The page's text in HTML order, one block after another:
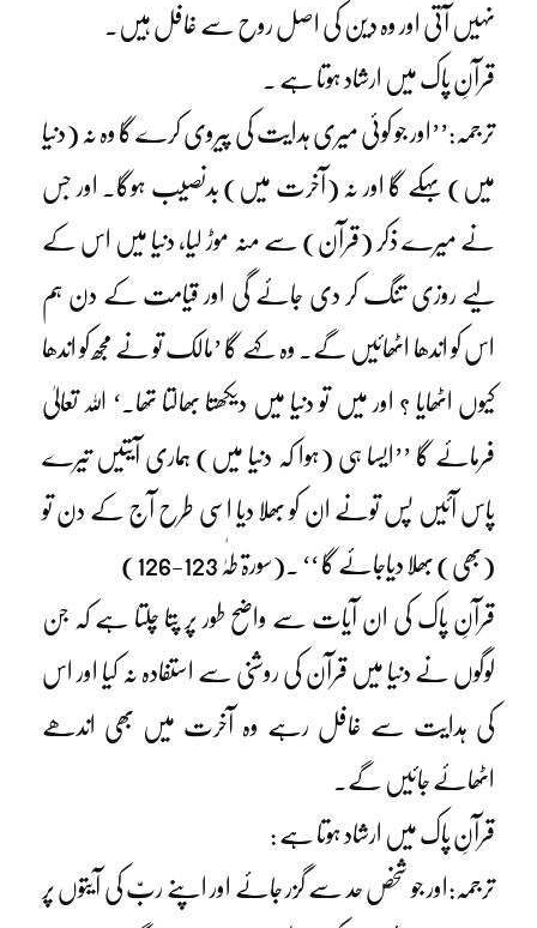
نہیں آتی اور وہ دین کی اصل روح سے غافل ہیں۔
قرآنِ پاک میں ارشاد ہوتا ہے ۔
ترجمہ:’’اور جو کوئی میری ہدایت کی پیروی کرے گا وہ نہ (دنیا
میں) بہکے گا اور نہ (آخرت میں) بدنصیب ہوگا۔ اور جس
نے میرے ذکر (قرآن) سے منہ موڑ لیا، دنیا میں اس کے
لیے روزی تنگ کر دی جائے گی اور قیامت کے دن ہم
اس کو اندھا اٹھائیں گے۔ وہ کہے گا ’مالک تو نے مجھ کو اندھا
کیوں اٹھایا ؟ اور میں تو دنیا میں دیکھتا بھالتا تھا۔‘ اللہ تعالیٰ
فرمائے گا ’’ایسا ہی (ہوا کہ دنیا میں) ہماری آیتیں تیرے
پاس آئیں پس تونے ان کو بھلا دیا اسی طرح آج کے دن تو
(بھی) بھلا دیاجائے گا ‘‘ ۔(سورۃ طٰہٰ 123-126)
قرآنِ پاک کی ان آیات سے واضح طور پر پتا چلتا ہے کہ جن
لوگوں نے دنیا میں قرآن کی روشنی سے استفادہ نہ کیا اور اس
کی ہدایت سے غافل رہے وہ آخرت میں بھی اندھے
اٹھائے جائیں گے۔
قرآنِ پاک میں ارشاد ہوتا ہے :
ترجمہ:اور جو شخص حد سے گزر جائے اور اپنے ربّ کی آیتوں پر